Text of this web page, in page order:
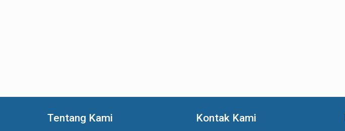
Tentang Kami Kontak Kami